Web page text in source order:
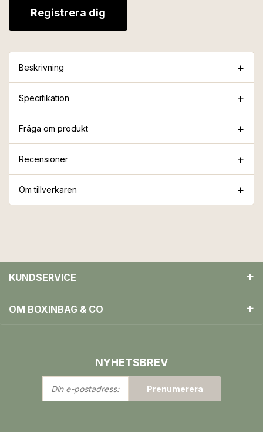
Registrera dig
Beskrivning
Specifikation
Fråga om produkt
Recensioner
Om tillverkaren
KUNDSERVICE
OM BOXINBAG & CO
NYHETSBREV
Din
e-
Prenumerera